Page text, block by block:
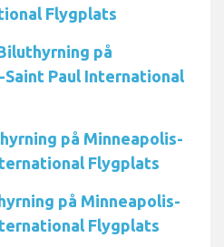
Flygplats
på
Paul International
på Minneapolis-
Flygplats
på Minneapolis-
Flygplats